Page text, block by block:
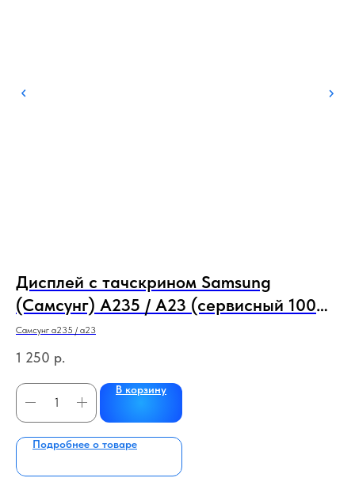
Дисплей с тачскрином Samsung
(Самсунг) A235 / A23 (сервисный 100%
оригинал) (черный) с рамкой
Самсунг а235 / а23
1 250 р.
В корзину
Подробнее о товаре